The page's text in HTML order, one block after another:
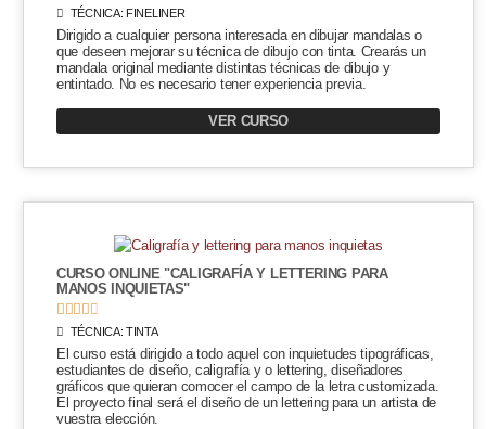
TÉCNICA: FINELINER
Dirigido a cualquier persona interesada en dibujar mandalas o
que deseen mejorar su técnica de dibujo con tinta. Crearás un
mandala original mediante distintas técnicas de dibujo y
entintado. No es necesario tener experiencia previa.
VER CURSO
CURSO ONLINE "CALIGRAFÍA Y LETTERING PARA
MANOS INQUIETAS"
    
TÉCNICA:TINTA
El curso está dirigido a todo aquel con inquietudes tipográficas,
estudiantes de diseño, caligrafía y o lettering, diseñadores
gráficos que quieran comocer el campo de la letra customizada.
El proyecto final será el diseño de un lettering para un artista de
vuestra elección.